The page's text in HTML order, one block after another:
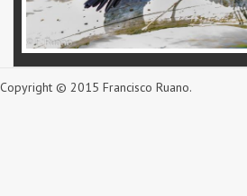
Copyright © 2015 Francisco Ruano.